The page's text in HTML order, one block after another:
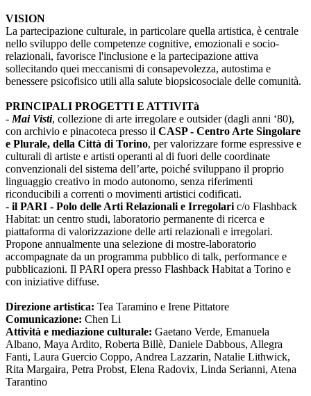
VISION
La partecipazione culturale, in particolare quella artistica, è centrale
nello sviluppo delle competenze cognitive, emozionali e socio-
relazionali, favorisce l'inclusione e la partecipazione attiva
sollecitando quei meccanismi di consapevolezza, autostima e
benessere psicofisico utili alla salute biopsicosociale delle comunità.
PRINCIPALI PROGETTI E ATTIVITà
- Mai Visti, collezione di arte irregolare e outsider (dagli anni ‘80),
con archivio e pinacoteca presso il CASP - Centro Arte Singolare
e Plurale, della Città di Torino, per valorizzare forme espressive e
culturali di artiste e artisti operanti al di fuori delle coordinate
convenzionali del sistema dell’arte, poiché sviluppano il proprio
linguaggio creativo in modo autonomo, senza riferimenti
riconducibili a correnti o movimenti artistici codificati.
- il PARI - Polo delle Arti Relazionali e Irregolari c/o Flashback
Habitat: un centro studi, laboratorio permanente di ricerca e
piattaforma di valorizzazione delle arti relazionali e irregolari.
Propone annualmente una selezione di mostre-laboratorio
accompagnate da un programma pubblico di talk, performance e
pubblicazioni. Il PARI opera presso Flashback Habitat a Torino e
con iniziative diffuse.
Direzione artistica: Tea Taramino e Irene Pittatore
Comunicazione: Chen Li
Attività e mediazione culturale: Gaetano Verde, Emanuela
Albano, Maya Ardito, Roberta Billè, Daniele Dabbous, Allegra
Fanti, Laura Guercio Coppo, Andrea Lazzarin, Natalie Lithwick,
Rita Margaira, Petra Probst, Elena Radovix, Linda Serianni, Atena
Tarantino